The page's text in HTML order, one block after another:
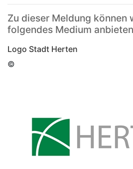
Zu dieser Meldung können
folgendes Medium
Logo Stadt Herten
©